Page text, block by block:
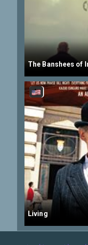
The Banshees of
Living